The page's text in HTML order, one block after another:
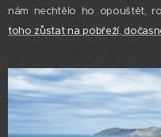
nám nechtělo ho opouštět,
toho zůstat na pobřeží,